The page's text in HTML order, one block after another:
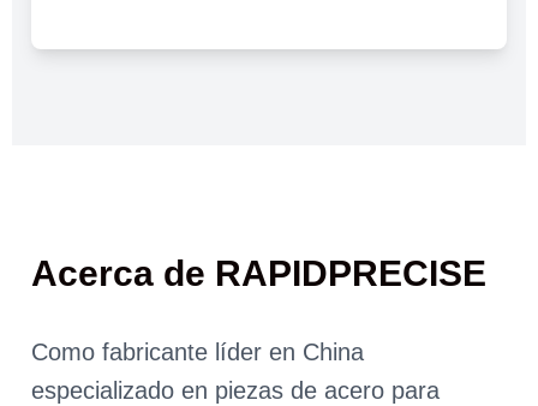
Acerca de RAPIDPRECISE
Como fabricante líder en China
especializado en piezas de acero para